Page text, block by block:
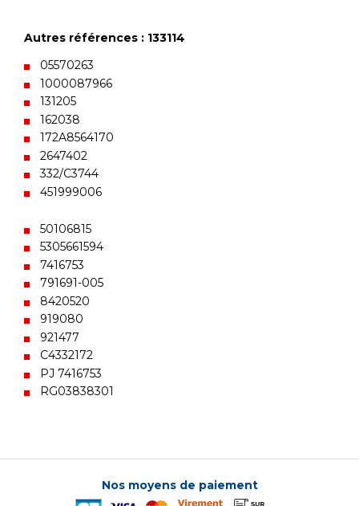
Autres références : 133114
05570263
1000087966
131205
162038
172A8564170
2647402
332/C3744
451999006
50106815
5305661594
7416753
791691-005
8420520
919080
921477
C4332172
PJ 7416753
RG03838301
Nos moyens de paiement